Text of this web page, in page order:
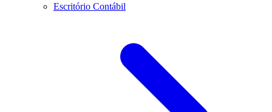
Escritório Contábil